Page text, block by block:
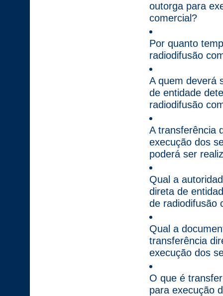
outorga para
comercial?
Por quanto
radiodifusão
A quem deverá
de entidade
radiodifusão
A transferência
execução dos
poderá ser
Qual a
direta de
de radiodifusão
Qual a
transferência
execução dos
O que é
para execução